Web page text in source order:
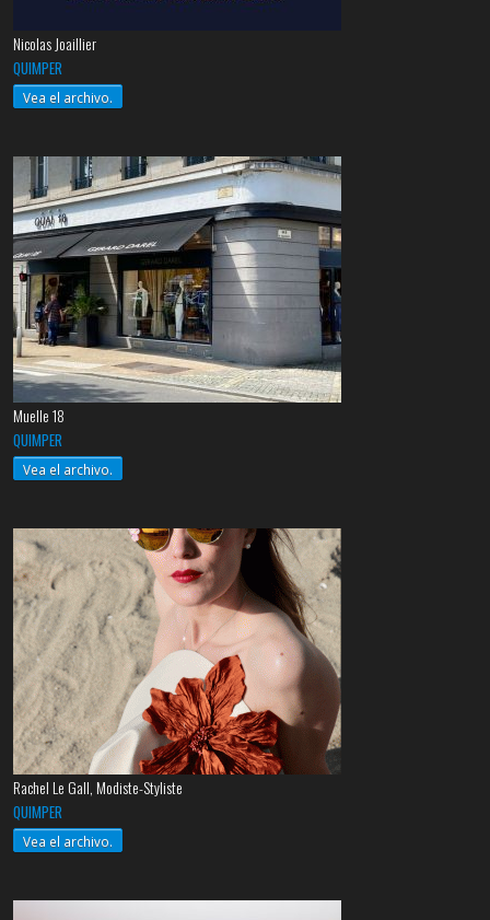
Nicolas Joaillier
QUIMPER
Vea el archivo.
Muelle 18
QUIMPER
Vea el archivo.
Rachel Le Gall, Modiste-Styliste
QUIMPER
Vea el archivo.